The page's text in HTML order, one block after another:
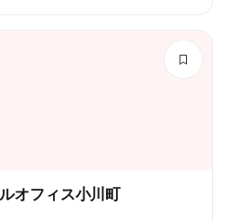
オフィス小川町